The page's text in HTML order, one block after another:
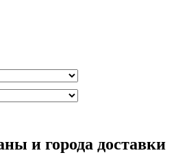
и города доставки